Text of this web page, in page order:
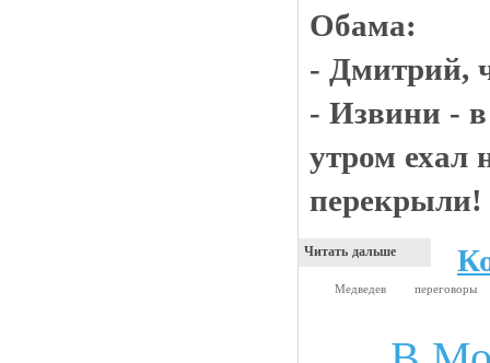
Обама:
- Дмитрий,
- Извини -
утром ехал
перекрыли!
Читать дальше
Медведев переговоры